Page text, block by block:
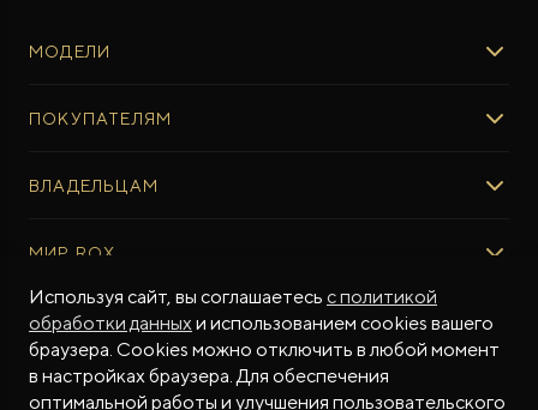
МОДЕЛИ
ROX ADAMAS
ПОКУПАТЕЛЯМ
Авто в наличии
Тест-драйв
Специальные предложения
ФИНАНСЫ И УСЛУГИ
Финансовые программы
Рассчитать кредит
ВЛАДЕЛЬЦАМ
Регламент ТО
Программное обеспечение
ПОДДЕРЖКА
Гарантия производителя
МИР ROX
О БРЕНДЕ
Бренд ROX
Дизайн Pininfarina
МЫ В СОЦСЕТЯХ
Используя сайт, вы соглашаетесь с политикой
обработки данныхи использованием cookies вашего
браузера. Cookies можно отключить в любой момент
в настройках браузера. Для обеспечения
оптимальной работы и улучшения пользовательского